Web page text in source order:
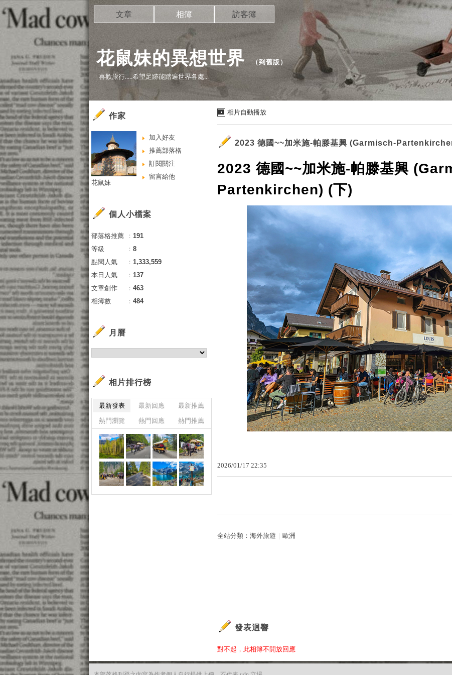
花鼠妹的異想世界 （到舊版 ）
喜歡旅行.....希望足跡能踏遍世界各處...
文章 相簿 訪客簿
相片自動播放
2023 德國~~加米施-帕滕基興 (Garmisch-
2023 德國~~加米施-帕滕基興
Partenkirchen) (下)
2026/01/17 22:35
全站分類： 海外旅遊 歐洲
發表迴響
對不起，此相簿不開放回應
作家
加入好友
推薦部落格
訂閱關注
留言給他
花鼠妹
個人小檔案
部落格推薦 ： 191
等級
： 8
點閱人氣
： 1,333,559
本日人氣
： 137
文章創作
： 463
相簿數
： 484
月曆
相片排行榜
最新發表 最新回應
最新推薦
熱門瀏覽
熱門回應 熱門推薦